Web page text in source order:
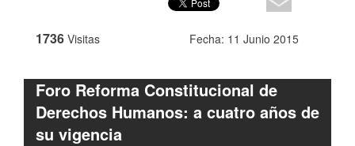
1736 Visitas Fecha: 11 Junio 2015
Foro Reforma Constitucional de
Derechos Humanos: a cuatro años de
su vigencia